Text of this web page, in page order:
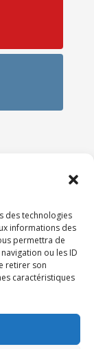
des technologies
informations des
permettra de
ou les ID
retirer son
caractéristiques
Tarifs